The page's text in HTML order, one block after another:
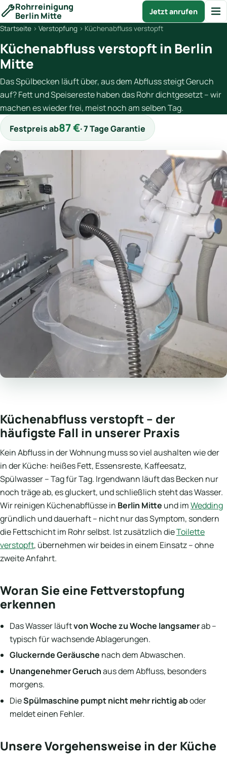
Rohrreinigung
Berlin Mitte
Jetzt anrufen
Startseite › Verstopfung › Küchenabfluss verstopft
Küchenabfluss verstopft in Berlin
Mitte
Das Spülbecken läuft über, aus dem Abfluss steigt Geruch
auf? Fett und Speisereste haben das Rohr dichtgesetzt – wir
machen es wieder frei, meist noch am selben Tag.
Festpreis ab87 €· 7 Tage Garantie
Küchenabfluss verstopft – der
häufigste Fall in unserer Praxis
Kein Abfluss in der Wohnung muss so viel aushalten wie der
in der Küche: heißes Fett, Essensreste, Kaffeesatz,
Spülwasser – Tag für Tag. Irgendwann läuft das Becken nur
noch träge ab, es gluckert, und schließlich steht das Wasser.
Wir reinigen Küchenabflüsse in Berlin Mitte und imWedding
gründlich und dauerhaft – nicht nur das Symptom, sondern
die Fettschicht im Rohr selbst. Ist zusätzlich dieToilette
verstopft, übernehmen wir beides in einem Einsatz – ohne
zweite Anfahrt.
Woran Sie eine Fettverstopfung
erkennen
Das Wasser läuftvon Woche zu Woche langsamerab –
typisch für wachsende Ablagerungen.
Gluckernde Geräusche nach dem Abwaschen.
Unangenehmer Geruchaus dem Abfluss, besonders
morgens.
DieSpülmaschine pumpt nicht mehr richtig aboder
meldet einen Fehler.
Unsere Vorgehensweise in der Küche